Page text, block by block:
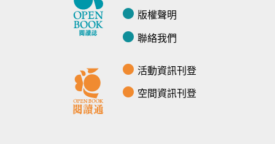
版權聲明
聯絡我們
活動資訊刊登
空間資訊刊登